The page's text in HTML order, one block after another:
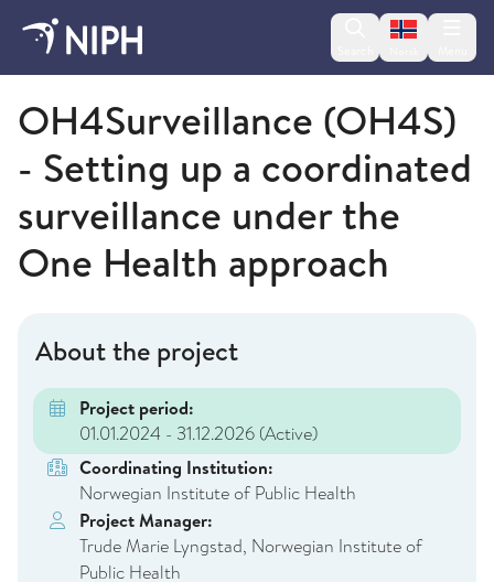
Change
Norwegian Institute of Public Health
OH4Surveillance (OH4S)
- Setting up a coordinated
surveillance under the
One Health approach
About the project
Project period:
01.01.2024 - 31.12.2026 (Active)
Coordinating Institution:
Norwegian Institute of Public Health
Project Manager:
Trude Marie Lyngstad, Norwegian Institute of
Public Health